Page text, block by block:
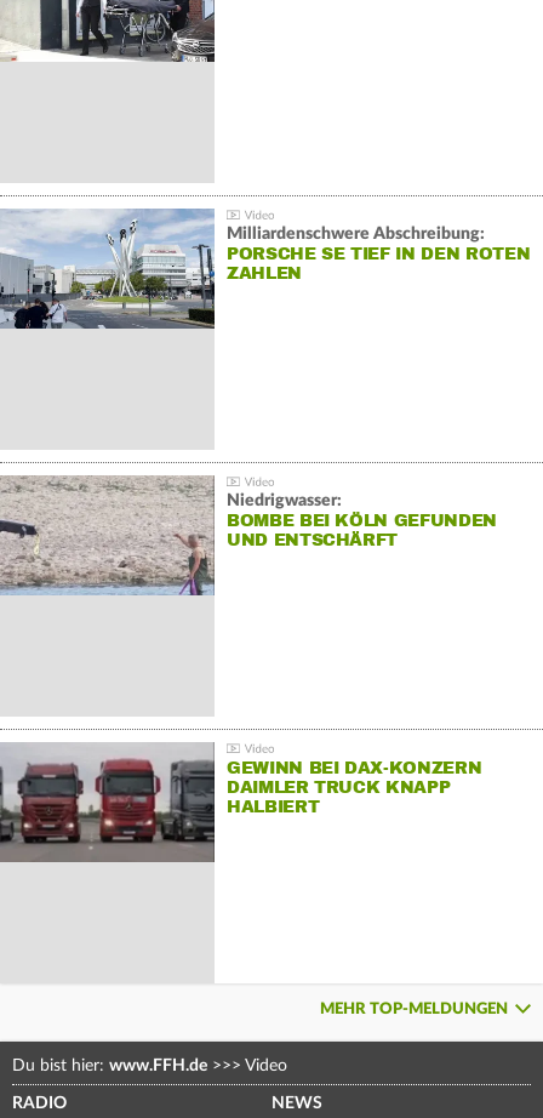
Milliardenschwere Abschreibung:
PORSCHE SE TIEF IN DEN ROTEN
ZAHLEN
Niedrigwasser:
BOMBE BEI KÖLN GEFUNDEN
UND ENTSCHÄRFT
GEWINN BEI DAX-KONZERN
DAIMLER TRUCK KNAPP
HALBIERT
MEHR TOP-MELDUNGEN
Du bist hier: www.FFH.de >>> Video
RADIO NEWS